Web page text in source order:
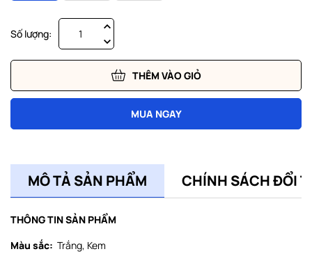
Số lượng:
THÊM VÀO GIỎ
MUA NGAY
MÔ TẢ SẢN PHẨM CHÍNH SÁCH ĐỔI
THÔNG TIN SẢN PHẨM
Màu sắc: Trắng, Kem